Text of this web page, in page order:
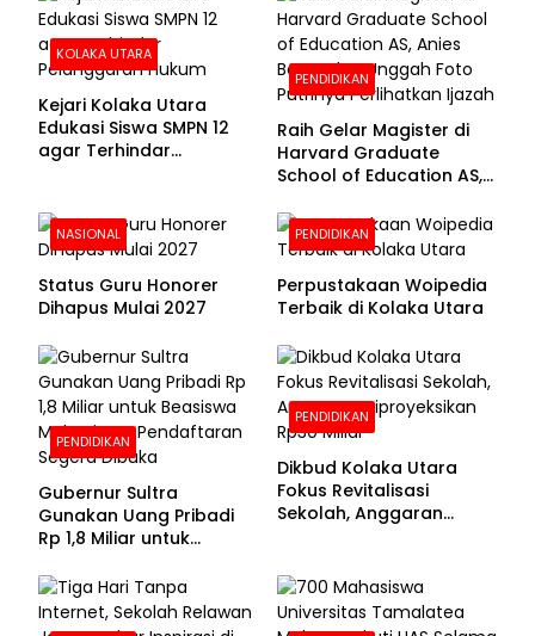
Dinding Bolong-bolong
KOLAKA UTARA
Kejari Kolaka Utara
Edukasi Siswa SMPN 12
agar Terhindar
PENDIDIKAN
Raih Gelar Magister di
Harvard Graduate
School of Education AS,
Foto Putrinya Perlihatkan
Ijazah
NASIONAL
Status Guru Honorer
Dihapus Mulai 2027
PENDIDIKAN
Perpustakaan Woipedia
Terbaik di Kolaka Utara
PENDIDIKAN
Gubernur Sultra
Gunakan Uang Pribadi
Rp 1,8 Miliar untuk
Pendaftaran Segera
Dibuka
PENDIDIKAN
Dikbud Kolaka Utara
Fokus Revitalisasi
Sekolah, Anggaran